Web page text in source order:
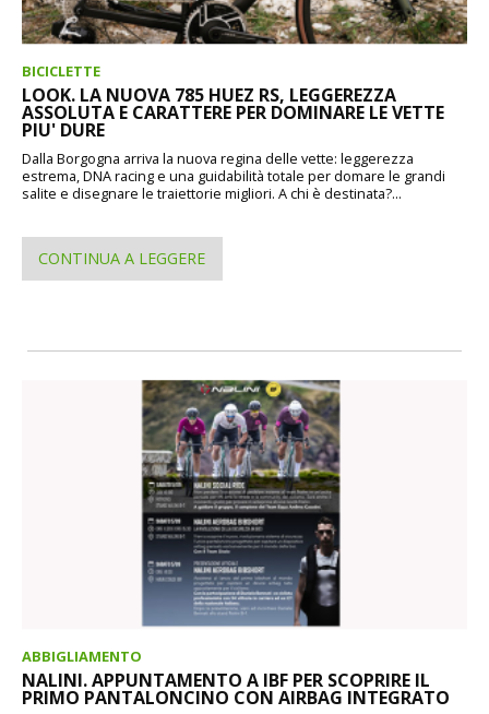
BICICLETTE
LOOK. LA NUOVA 785 HUEZ RS, LEGGEREZZA
ASSOLUTA E CARATTERE PER DOMINARE LE VETTE
PIU' DURE
Dalla Borgogna arriva la nuova regina delle vette: leggerezza
estrema, DNA racing e una guidabilità totale per domare le grandi
salite e disegnare le traiettorie migliori. A chi è destinata?...
CONTINUA A LEGGERE
ABBIGLIAMENTO
NALINI. APPUNTAMENTO A IBF PER SCOPRIRE IL
PRIMO PANTALONCINO CON AIRBAG INTEGRATO